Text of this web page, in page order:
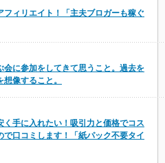
フィリエイト！「主夫ブロガーも稼ぐ
会に参加をしてきて思うこと。過去を
像すること。
く手に入れたい！吸引力と価格でコス
で口コミします！「紙パック不要タイ